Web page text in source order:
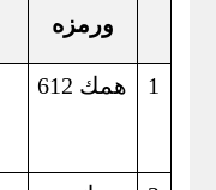
ورمزه
1 همك 612